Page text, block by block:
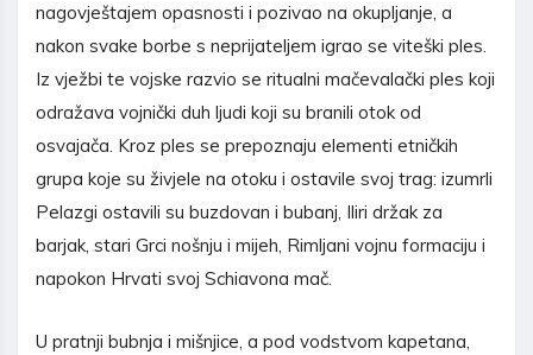
nagovještajem opasnosti i pozivao na okupljanje, a
nakon svake borbe s neprijateljem igrao se viteški ples.
Iz vježbi te vojske razvio se ritualni mačevalački ples koji
odražava vojnički duh ljudi koji su branili otok od
osvajača. Kroz ples se prepoznaju elementi etničkih
grupa koje su živjele na otoku i ostavile svoj trag: izumrli
Pelazgi ostavili su buzdovan i bubanj, Iliri držak za
barjak, stari Grci nošnju i mijeh, Rimljani vojnu formaciju i
napokon Hrvati svoj Schiavona mač.
U pratnji bubnja i mišnjice, a pod vodstvom kapetana,